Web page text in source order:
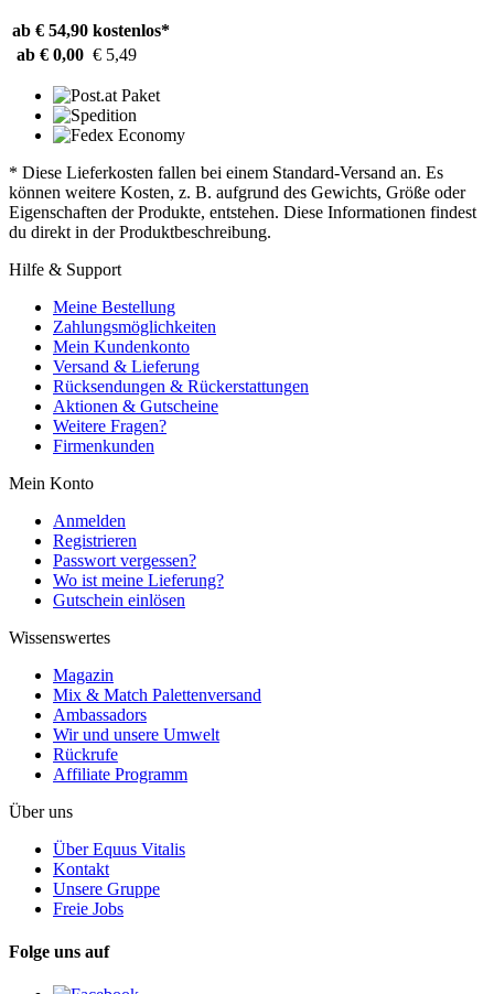
ab € 54,90 kostenlos*
ab € 0,00 € 5,49
* Diese Lieferkosten fallen bei einem Standard-Versand an. Es
können weitere Kosten, z. B. aufgrund des Gewichts, Größe oder
Eigenschaften der Produkte, entstehen. Diese Informationen findest
du direkt in der Produktbeschreibung.
Hilfe & Support
Meine Bestellung
Zahlungsmöglichkeiten
Mein Kundenkonto
Versand & Lieferung
Rücksendungen & Rückerstattungen
Aktionen & Gutscheine
Weitere Fragen?
Firmenkunden
Mein Konto
Anmelden
Registrieren
Passwort vergessen?
Wo ist meine Lieferung?
Gutschein einlösen
Wissenswertes
Magazin
Mix & Match Palettenversand
Ambassadors
Wir und unsere Umwelt
Rückrufe
Affiliate Programm
Über uns
Über Equus Vitalis
Kontakt
Unsere Gruppe
Freie Jobs
Folge uns auf